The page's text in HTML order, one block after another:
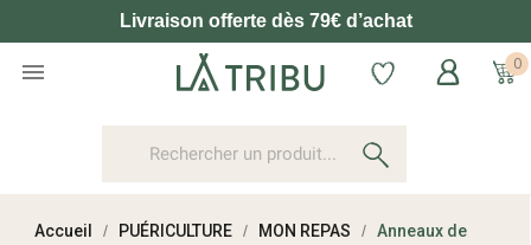
Livraison offerte dès 79€ d’achat
 0
Accueil PUÉRICULTURE MON REPAS
Anneaux de